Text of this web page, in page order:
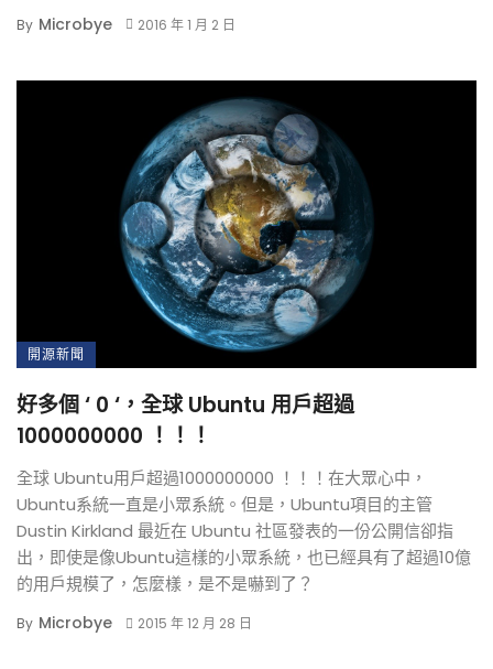
By Microbye 2016 年 1 月 2 日
開源新聞
好多個 ‘ 0 ‘，全球 Ubuntu 用戶超過
1000000000 ！！！
全球 Ubuntu用戶超過1000000000 ！！！在大眾心中，
Ubuntu系統一直是小眾系統。但是，Ubuntu項目的主管
Dustin Kirkland 最近在 Ubuntu 社區發表的一份公開信卻指
出，即使是像Ubuntu這樣的小眾系統，也已經具有了超過10億
的用戶規模了，怎麼樣，是不是嚇到了？
By Microbye 2015 年 12 月 28 日